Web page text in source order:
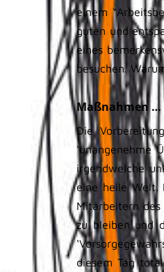
einem
guten und
eines
besuchen.
Maßnahmen …
Die
‘unangenehme
irgendwelche
eine heile Welt.
Mitarbeitern
zu bleiben und
diesem Tag